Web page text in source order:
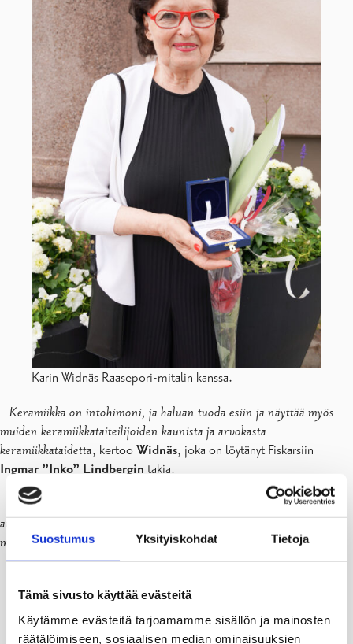
Suostumus Yksityiskohdat Tietoja
Tämä sivusto käyttää evästeitä
Käytämme evästeitä tarjoamamme sisällön ja mainosten
räätälöimiseen, sosiaalisen median ominaisuuksien
Karin Widnäs Raasepori-mitalin kanssa.
– Keramiikka on intohimoni, ja haluan tuoda esiin ja näyttää myös
muiden keramiikkataiteilijoiden kaunista ja arvokasta
keramiikkataidetta, kertoo Widnäs, joka on löytänyt Fiskarsiin
Ingmar ”Inko” Lindbergin takia.
–
Että olen nyt raaseporilainen, on oikeastaan Inkon syy. Hänhän
aikoinaan sai idean houkutella Fiskarsin ruukkiin taiteilijoita,
muotoilijoita ja käsityöläisiä,Widnäsjatkaa.